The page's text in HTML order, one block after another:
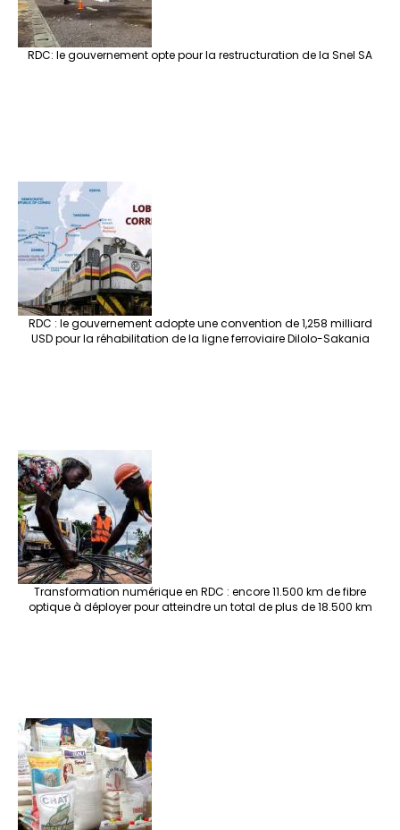
RDC: le gouvernement opte pour la restructuration de la Snel SA
RDC : le gouvernement adopte une convention de 1,258 milliard
USD pour la réhabilitation de la ligne ferroviaire Dilolo-Sakania
Transformation numérique en RDC : encore 11.500 km de fibre
optique à déployer pour atteindre un total de plus de 18.500 km